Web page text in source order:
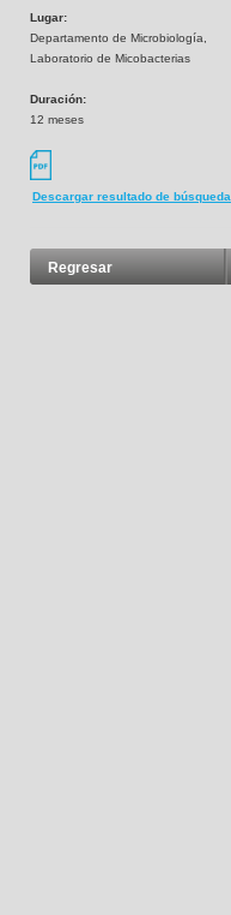
Lugar:
Departamento de Microbiología,
Laboratorio de Micobacterias
Duración:
12 meses
Descargar resultado de búsqueda
Regresar